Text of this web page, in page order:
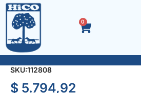
0
SOPLETE A CARTUCHO BLUE
SKU:112808
$ 5.794,92